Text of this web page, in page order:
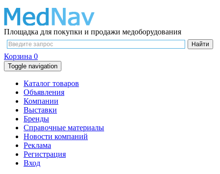
Площадка для покупки и продажи медоборудования
Корзина 0
Toggle navigation
Каталог товаров
Объявления
Компании
Выставки
Бренды
Справочные материалы
Новости компаний
Реклама
Регистрация
Вход